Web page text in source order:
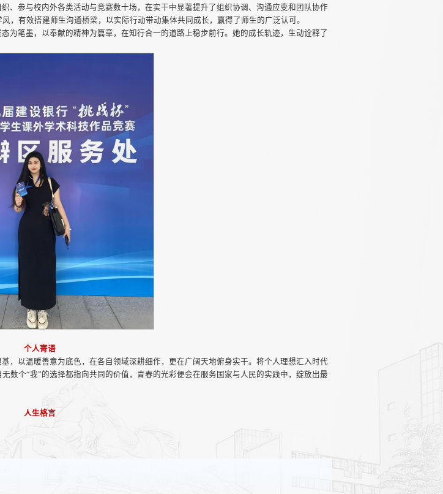
、参与校内外各类活动与竞赛数十场，在实干中显著提升了组织协调、沟通应变和团队协作
，有效搭建师生沟通桥梁，以实际行动带动集体共同成长，赢得了师生的广泛认可。
为笔墨，以奉献的精神为篇章，在知行合一的道路上稳步前行。她的成长轨迹，生动诠释了
个人寄语
，以温暖善意为底色，在各自领域深耕细作，更在广阔天地俯身实干。将个人理想汇入时代
个“我”的选择都指向共同的价值，青春的光彩便会在服务国家与人民的实践中，绽放出最
人生格言